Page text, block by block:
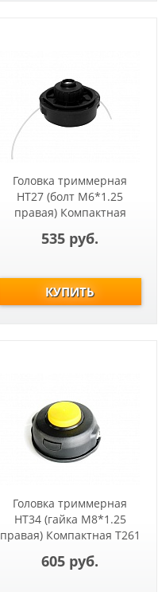
Головка триммерная
HT27 (болт М6*1.25
правая) Компактная
535 руб.
Головка триммерная
HT34 (гайка М8*1.25
правая) Компактная Т261
605 руб.